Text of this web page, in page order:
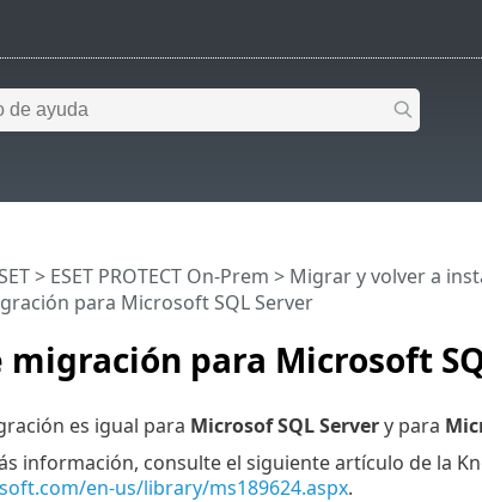
migración para Microsoft
> ESET PROTECT On-Prem > Migrar y volver a
para Microsoft SQL Server
es igual para Microsof SQL Servery para
información, consulte el siguiente artículo de la
en-us/library/ms189624.aspx.